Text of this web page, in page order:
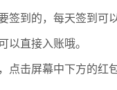
签到的，每天签到可
以直接入账哦。
点击屏幕中下方的红